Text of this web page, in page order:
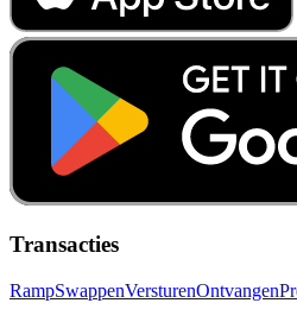
Transacties
RampSwappenVersturenOntvangen